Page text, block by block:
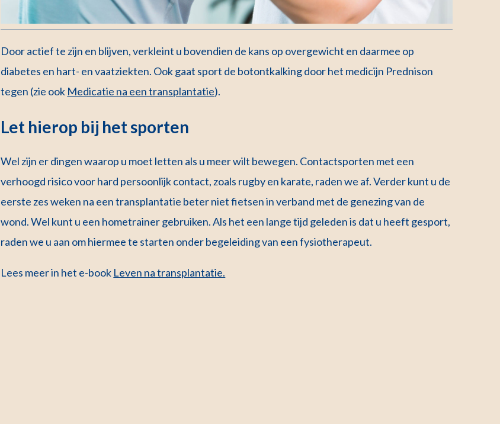
Door actief te zijn en blijven, verkleint u bovendien de kans op overgewicht en daarmee op
diabetes en hart- en vaatziekten. Ook gaat sport de botontkalking door het medicijn Prednison
tegen (zie ook Medicatie na een transplantatie).
Let hierop bij het sporten
Wel zijn er dingen waarop u moet letten als u meer wilt bewegen. Contactsporten met een
verhoogd risico voor hard persoonlijk contact, zoals rugby en karate, raden we af. Verder kunt u de
eerste zes weken na een transplantatie beter niet fietsen in verband met de genezing van de
wond. Wel kunt u een hometrainer gebruiken. Als het een lange tijd geleden is dat u heeft gesport,
raden we u aan om hiermee te starten onder begeleiding van een fysiotherapeut.
Lees meer in het e-book Leven na transplantatie.